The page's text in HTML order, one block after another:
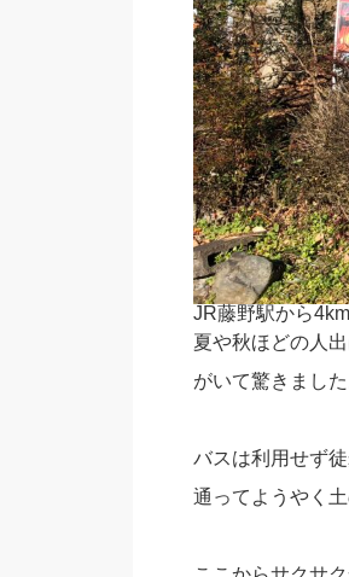
JR藤野駅から
夏や秋ほどの人
がいて驚きました
バスは利用せず
通ってようやく土